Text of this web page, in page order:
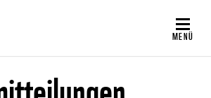
MENÜ